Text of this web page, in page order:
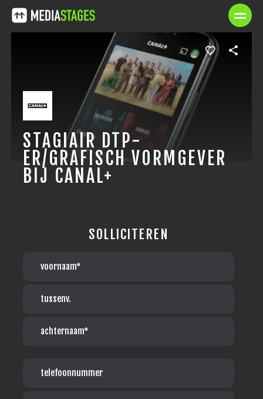
STAGIAIR DTP-
ER/GRAFISCH VORMGEVER
BIJ CANAL+
SOLLICITEREN